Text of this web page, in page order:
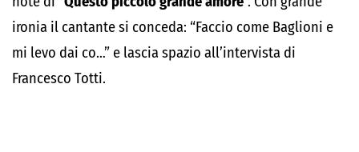
ironia il cantante si conceda: “Faccio come Baglioni e
mi levo dai co…” e lascia spazio all’intervista di
Francesco Totti.